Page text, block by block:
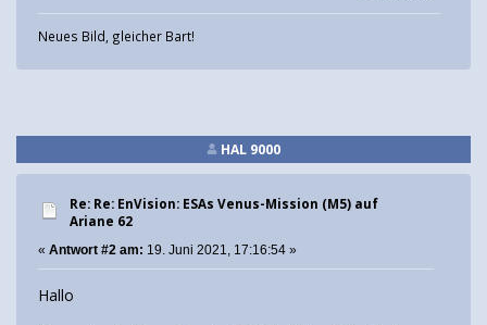
Neues Bild, gleicher Bart!
HAL 9000
Re: Re: EnVision: ESAs Venus-Mission (M5) auf
Ariane 62
« Antwort #2 am: 19. Juni 2021, 17:16:54 »
Hallo